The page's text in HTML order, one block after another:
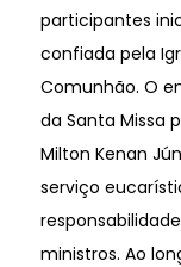
participantes
confiada pela
Comunhão. O
da Santa Missa
Milton Kenan
serviço
ministros. Ao